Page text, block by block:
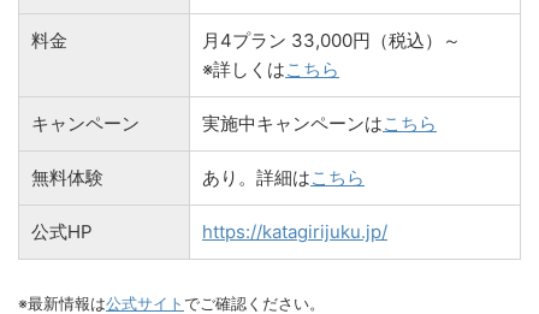
料金
月4プラン 33,000円（税込）～
※詳しくはこちら
キャンペーン 実施中キャンペーンはこちら
無料体験 あり。詳細はこちら
公式HP https://katagirijuku.jp/
※最新情報は公式サイト でご確認ください。